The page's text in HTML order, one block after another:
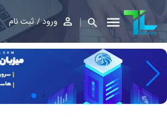
ورود ثبت نام